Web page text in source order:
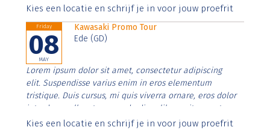
Aenean faucibus nibh et justo cursus id rutrum lorem
Kies een locatie en schrijf je in voor jouw proefrit
Friday
08
MAY
Kawasaki Promo Tour
Ede (GD)
Lorem ipsum dolor sit amet, consectetur adipiscing
elit. Suspendisse varius enim in eros elementum
tristique. Duis cursus, mi quis viverra ornare, eros dolor
interdum nulla, ut commodo diam libero vitae erat.
Aenean faucibus nibh et justo cursus id rutrum lorem
Kies een locatie en schrijf je in voor jouw proefrit